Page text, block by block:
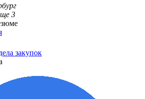
3
закупок